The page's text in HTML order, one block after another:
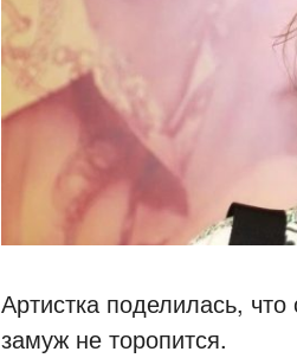
Артистка поделилась,
замуж не торопится.